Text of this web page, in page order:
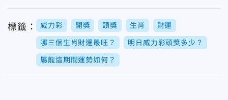
標籤： 威力彩 開獎 頭獎 生肖 財運
哪三個生肖財運最旺？ 明日威力彩頭獎多少？
屬龍這期間運勢如何？